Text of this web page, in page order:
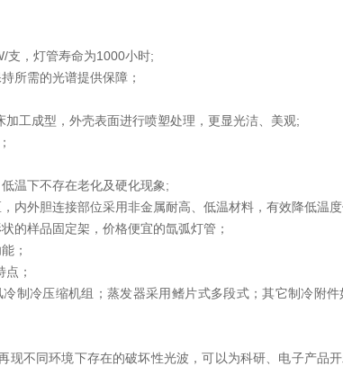
支，灯管寿命为1000小时;
所需的光谱提供保障；
工成型，外壳表面进行喷塑处理，更显光洁、美观;
温下不存在老化及硬化现象;
内外胆连接部位采用非金属耐高、低温材料，有效降低温
的样品固定架，价格便宜的氙弧灯管；
；
并且基本上*的特点；
制冷压缩机组；蒸发器采用鳍片式多段式；其它制冷附
现不同环境下存在的破坏性光波，可以为科研、电子产品